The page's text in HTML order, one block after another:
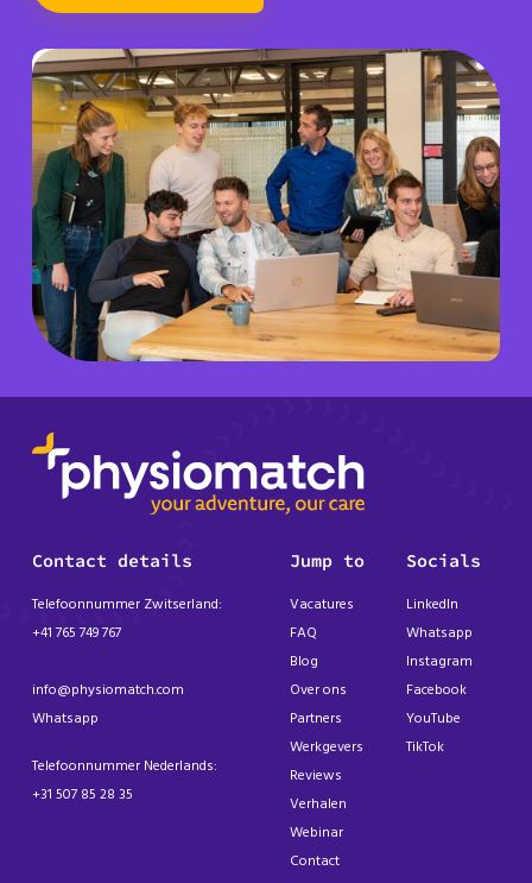
Contact details
Telefoonnummer Zwitserland:
+41 765 749 767
info@physiomatch.com
Whatsapp
Telefoonnummer Nederlands:
+31 507 85 28 35
Jump to
Vacatures
FAQ
Blog
Over ons
Partners
Werkgevers
Reviews
Verhalen
Webinar
Contact
Socials
LinkedIn
Whatsapp
Instagram
Facebook
YouTube
TikTok